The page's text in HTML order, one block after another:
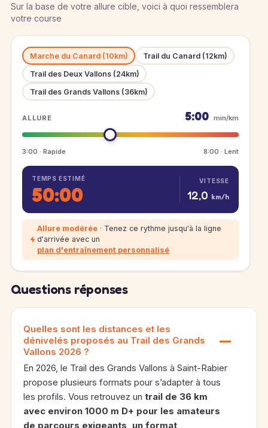
Sur la base de votre allure cible, voici à quoi ressemblera
votre course
Marche du Canard (10km)
Trail du Canard (12km)
Trail des Deux Vallons (24km)
Trail des Grands Vallons (36km)
ALLURE 5:00 min/km
3:00 · Rapide 8:00 · Lent
TEMPS ESTIMÉ
50:00
VITESSE
12,0 km/h
Allure modérée · Tenez ce rythme jusqu'à la ligne
d'arrivée avec un
plan d'entraînement personnalisé
Questions réponses
Quelles sont les distances et les
dénivelés proposés au Trail des Grands
Vallons 2026 ?
En 2026, le Trail des Grands Vallons à Saint-Rabier
propose plusieurs formats pour s’adapter à tous
les profils. Vous retrouvez un trail de 36 km
avec environ 1000 m D+ pour les amateurs
de parcours exigeants, un format